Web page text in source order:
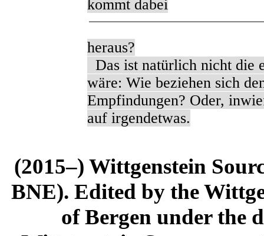
kommt dabei
heraus?
Das ist natürlich nicht die
wäre: Wie beziehen sich
Empfindungen? Oder,
auf irgendetwas.
(2015–) Wittgenstein
BNE). Edited by the
of Bergen under the